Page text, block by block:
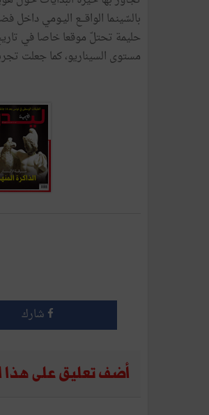
بالسّينـما الواقـــع اليـوميداخل
حليمة تحتلّ موقعا خاصا في
مستوى السيناريو،كما جعلت
شارك
أضف تعليق على هذا